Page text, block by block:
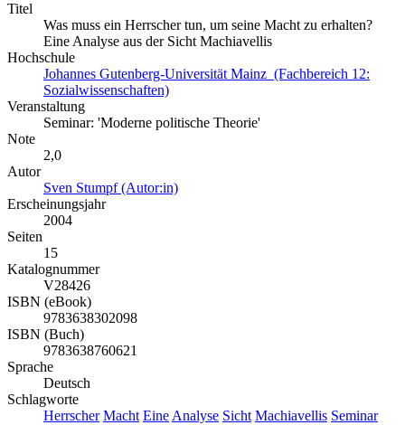
Titel
Was muss ein Herrscher tun, um seine Macht zu erhalten?
Eine Analyse aus der Sicht Machiavellis
Hochschule
Johannes Gutenberg-Universität Mainz (Fachbereich 12:
Sozialwissenschaften)
Veranstaltung
Seminar: 'Moderne politische Theorie'
Note
2,0
Autor
Sven Stumpf (Autor:in)
Erscheinungsjahr
2004
Seiten
15
Katalognummer
V28426
ISBN (eBook)
9783638302098
ISBN (Buch)
9783638760621
Sprache
Deutsch
Schlagworte
Herrscher Macht Eine Analyse Sicht Machiavellis Seminar